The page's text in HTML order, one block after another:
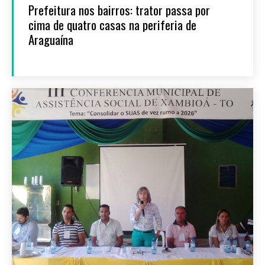
Prefeitura nos bairros: trator passa por
cima de quatro casas na periferia de
Araguaína